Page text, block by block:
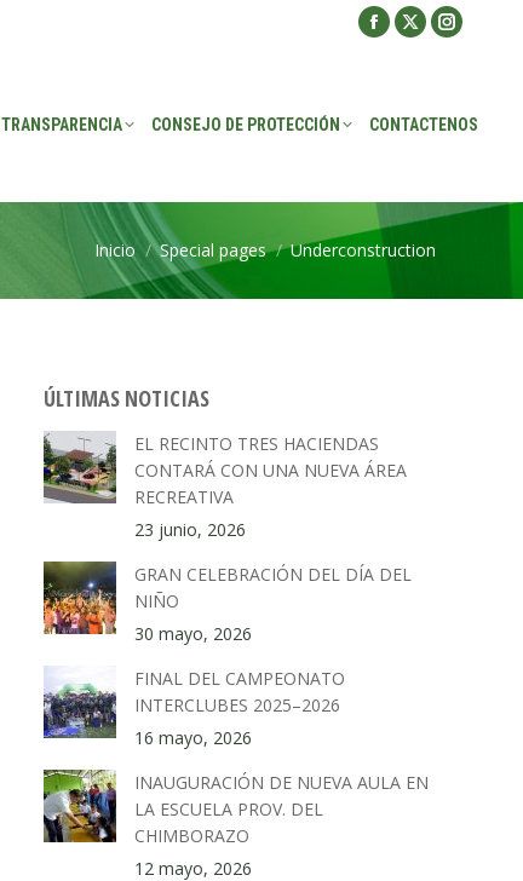
Facebook
in
X
in
in
TRANSPARENCIA CONSEJO DE PROTECCIÓN CONTACTENOS
Estás aquí:
Inicio Special pages Underconstruction
ÚLTIMAS NOTICIAS
EL RECINTO TRES HACIENDAS
CONTARÁ CON UNA NUEVA ÁREA
RECREATIVA
23 junio, 2026
GRAN CELEBRACIÓN DEL DÍA DEL
NIÑO
30 mayo, 2026
FINAL DEL CAMPEONATO
INTERCLUBES 2025–2026
16 mayo, 2026
INAUGURACIÓN DE NUEVA AULA EN
LA ESCUELA PROV. DEL
CHIMBORAZO
12 mayo, 2026